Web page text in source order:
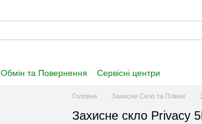
Обмін та Повернення
Сервісні центри
Головна Захисне Скло та Плівки
Захисне скло Privacy